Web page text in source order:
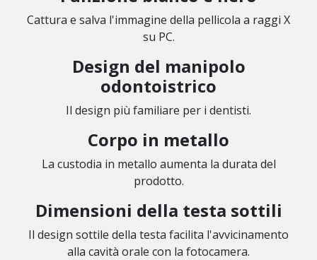
Cattura e salva l'immagine della pellicola a raggi X
su PC.
Design del manipolo
odontoistrico
Il design più familiare per i dentisti.
Corpo in metallo
La custodia in metallo aumenta la durata del
prodotto.
Dimensioni della testa sottili
Il design sottile della testa facilita l'avvicinamento
alla cavità orale con la fotocamera.